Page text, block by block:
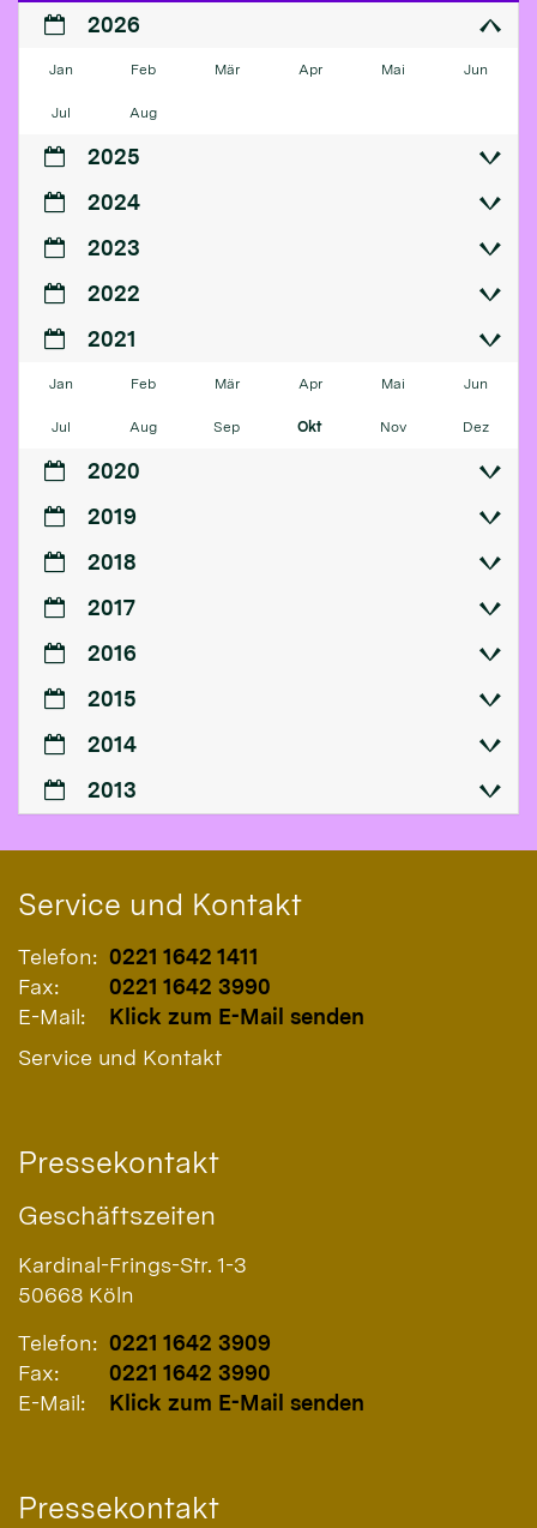
2026
Jan Feb Mär Apr Mai Jun
Jul Aug
2025
2024
2023
2022
2021
Jan Feb Mär Apr Mai Jun
Jul Aug Sep Okt Nov Dez
2020
2019
2018
2017
2016
2015
2014
2013
Service und Kontakt
Telefon: 0221 1642 1411
Fax:
0221 1642 3990
E-Mail:
Klick zum E-Mail senden
Service und Kontakt
Pressekontakt
Geschäftszeiten
Kardinal-Frings-Str. 1-3
50668 Köln
Telefon: 0221 1642 3909
Fax:
0221 1642 3990
E-Mail:
Klick zum E-Mail senden
Pressekontakt